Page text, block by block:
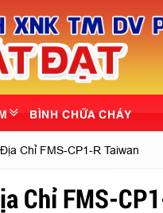
BÌNH CHỮA CHÁY
Chỉ FMS-CP1-R Taiwan
Chỉ FMS-